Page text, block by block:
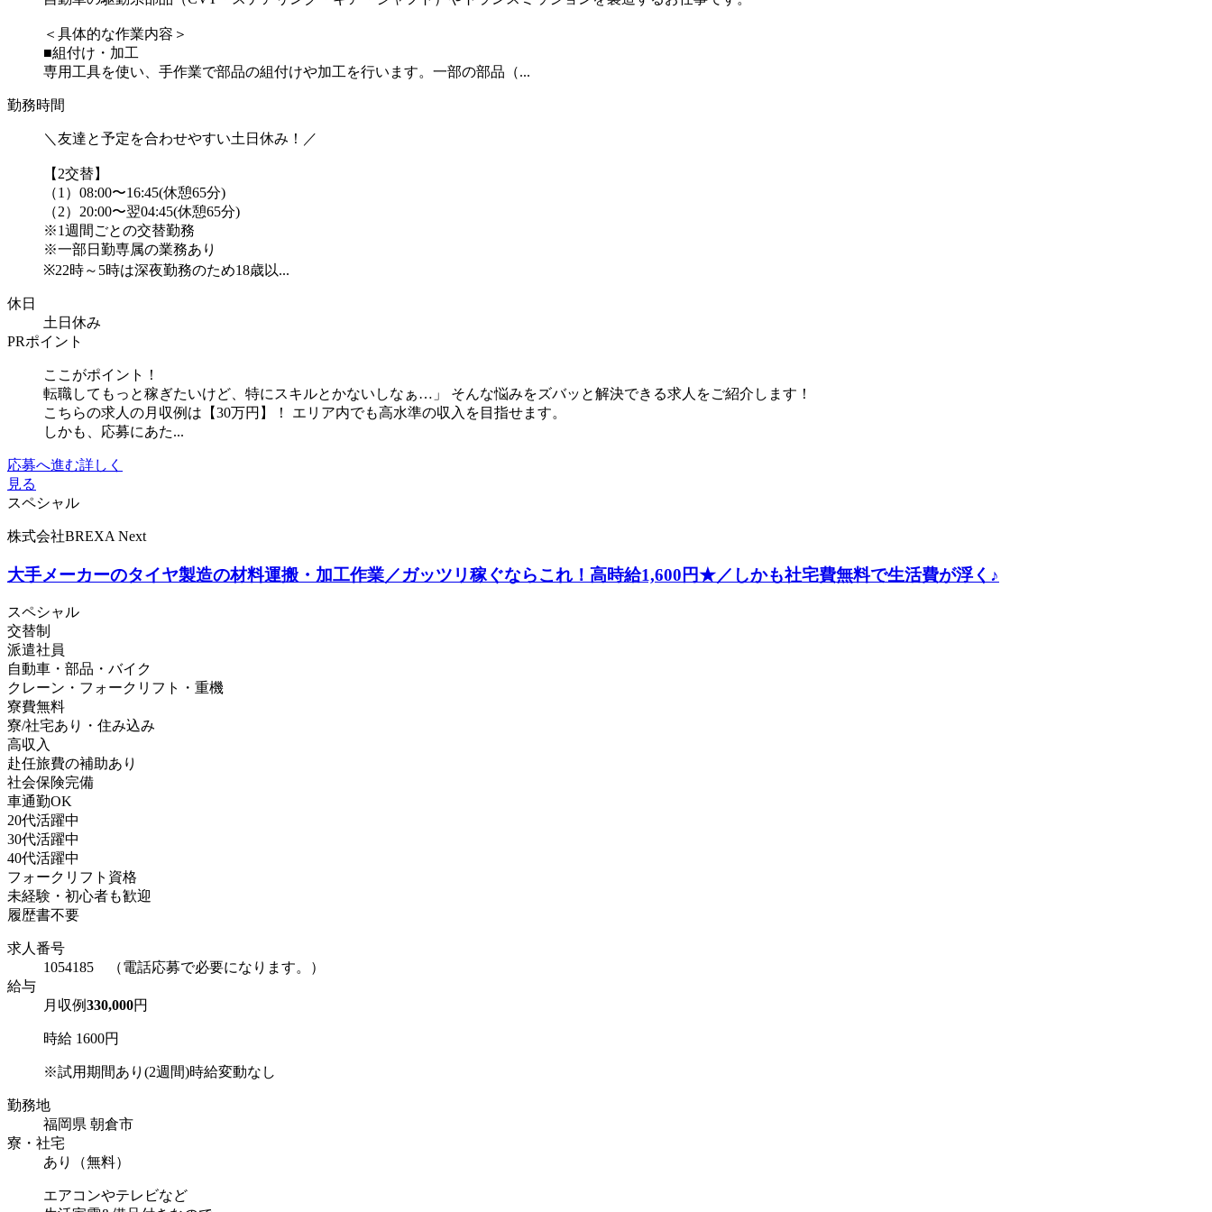
＜具体的な作業内容＞
■組付け・加工
専用工具を使い、手作業で部品の組付けや加工を行います。一部の部品（...
勤務時間
＼友達と予定を合わせやすい土日休み！／
【2交替】
（1）08:00〜16:45(休憩65分)
（2）20:00〜翌04:45(休憩65分)
※1週間ごとの交替勤務
※一部日勤専属の業務あり
※22時～5時は深夜勤務のため18歳以...
休日
土日休み
PRポイント
ここがポイント！
転職してもっと稼ぎたいけど、特にスキルとかないしなぁ…」 そんな悩みをズバッと解決できる求人をご紹介します！
こちらの求人の月収例は【30万円】！ エリア内でも高水準の収入を目指せます。
しかも、応募にあた...
応募へ進む詳しく
見る
スペシャル
株式会社BREXA Next
大手メーカーのタイヤ製造の材料運搬・加工作業／ガッツリ稼ぐならこれ！高時給1,600円★／しかも社宅費無料で生活費が浮く♪
スペシャル
交替制
派遣社員
自動車・部品・バイク
クレーン・フォークリフト・重機
寮費無料
寮/社宅あり・住み込み
高収入
赴任旅費の補助あり
社会保険完備
車通勤OK
20代活躍中
30代活躍中
40代活躍中
フォークリフト資格
未経験・初心者も歓迎
履歴書不要
求人番号
1054185 （電話応募で必要になります。）
給与
月収例330,000円
時給 1600円
※試用期間あり(2週間)時給変動なし
勤務地
福岡県 朝倉市
寮・社宅
あり（無料）
エアコンやテレビなど